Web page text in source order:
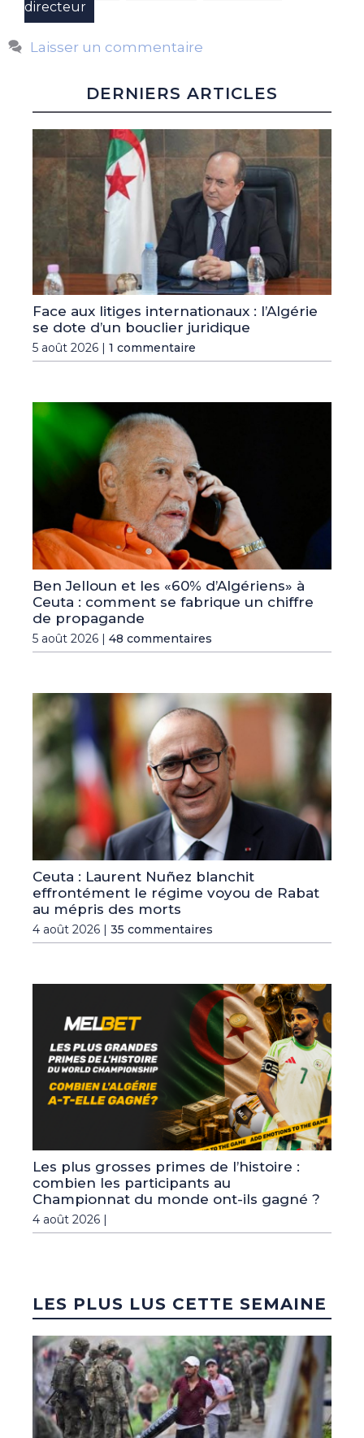
directeur
Laisser un commentaire
DERNIERS ARTICLES
Face aux litiges internationaux : l’Algérie
se dote d’un bouclier juridique
5 août 2026 | 1 commentaire
Ben Jelloun et les «60% d’Algériens» à
Ceuta : comment se fabrique un chiffre
de propagande
5 août 2026 | 48 commentaires
Ceuta : Laurent Nuñez blanchit
effrontément le régime voyou de Rabat
au mépris des morts
4 août 2026 | 35 commentaires
Les plus grosses primes de l’histoire :
combien les participants au
Championnat du monde ont-ils gagné ?
4 août 2026 |
LES PLUS LUS CETTE SEMAINE